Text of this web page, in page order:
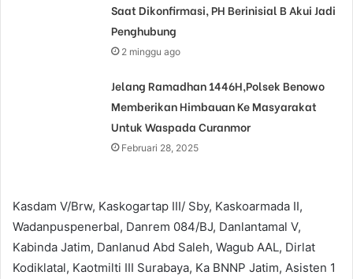
Saat Dikonfirmasi, PH Berinisial B Akui Jadi
Penghubung
2 minggu ago
Jelang Ramadhan 1446H,Polsek Benowo
Memberikan Himbauan Ke Masyarakat
Untuk Waspada Curanmor
Februari 28, 2025
Kasdam V/Brw, Kaskogartap III/ Sby, Kaskoarmada II,
Wadanpuspenerbal, Danrem 084/BJ, Danlantamal V,
Kabinda Jatim, Danlanud Abd Saleh, Wagub AAL, Dirlat
Kodiklatal, Kaotmilti III Surabaya, Ka BNNP Jatim, Asisten 1